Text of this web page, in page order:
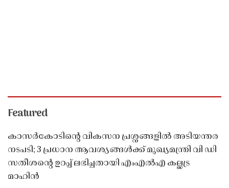
Featured
കാസർകോടിൻ്റെ വികസന പ്രശ്നങ്ങളിൽ അടിയന്തര
നടപടി; 3 പ്രധാന ആവശ്യങ്ങൾക്ക് മുഖ്യമന്ത്രി വി ഡി
സതീശൻ്റെ ഉറപ്പ് ലഭിച്ചതായി എംഎൽഎ കല്ലട്ര
മാഹിൻ